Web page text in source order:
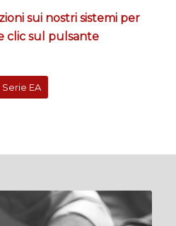
sui nostri sistemi per
clic sul pulsante
EA